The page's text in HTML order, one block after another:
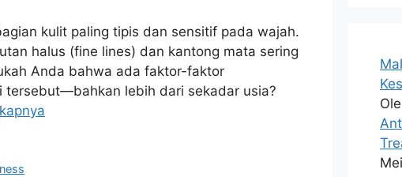
kulit paling tipis dan sensitif pada wajah.
halus (fine lines) dan kantong mata sering
Anda bahwa ada faktor-faktor
tersebut—bahkan lebih dari sekadar usia?